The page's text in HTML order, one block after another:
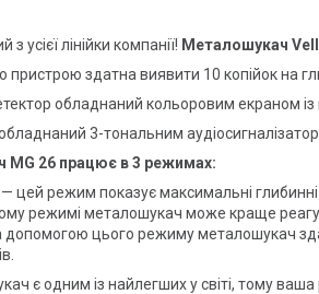
усієї лінійки компанії! Металошукач
пристрою здатна виявити 10 копійок на
обладнаний кольоровим екраном із
3-тональним
MG 26 працює в 3 режимах:
цей режим показує максимальні
режимі металошукач може краще
допомогою цього режиму металошукач
є одним із найлегших у світі, тому